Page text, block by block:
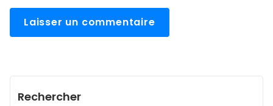
Rechercher